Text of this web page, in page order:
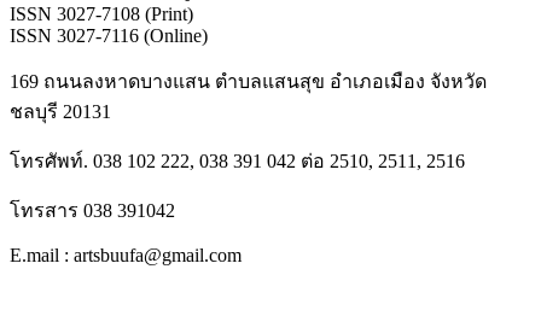
ISSN 3027-7108 (Print)
ISSN 3027-7116 (Online)
169 ถนนลงหาดบางแสน ตำบลแสนสุข อำเภอเมือง จังหวัด
ชลบุรี 20131
โทรศัพท์. 038 102 222, 038 391 042 ต่อ 2510, 2511, 2516
โทรสาร 038 391042
E.mail : artsbuufa@gmail.com